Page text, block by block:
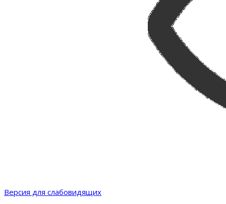
Версия для слабовидящих